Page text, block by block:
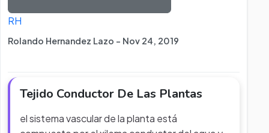
RH
Rolando Hernandez Lazo - Nov 24, 2019
Tejido Conductor De Las Plantas
el sistema vascular de la planta está